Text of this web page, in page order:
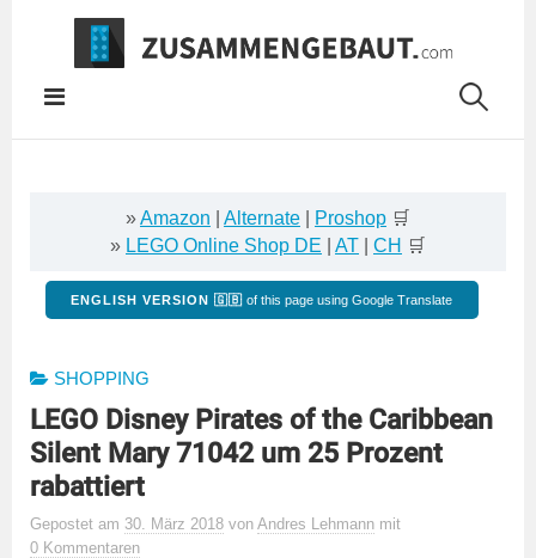
Springe
Inhalt
»Amazon Alternate Proshop 🛒
» LEGO Online Shop DE AT CH 🛒
ENGLISH VERSION 🇬🇧 of this page using Google Translate
SHOPPING
LEGO Disney Pirates of the Caribbean
Silent Mary 71042 um 25 Prozent
rabattiert
Gepostet am 30. März 2018 von Andres Lehmann mit
0 Kommentaren